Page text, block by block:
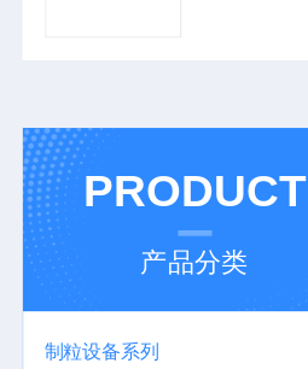
PRODUCT
产品分类
制粒设备系列